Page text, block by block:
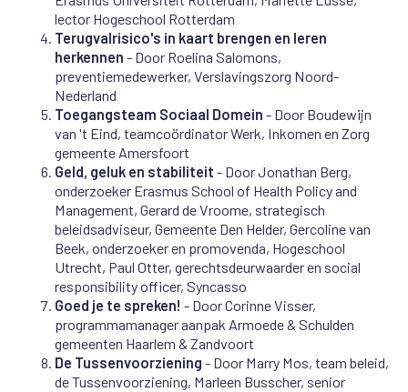
lector Hogeschool Rotterdam
Terugvalrisico's in kaart brengen en leren
herkennen - Door Roelina Salomons,
preventiemedewerker, Verslavingszorg Noord-
Nederland
Toegangsteam Sociaal Domein - Door Boudewijn
van 't Eind, teamcoördinator Werk, Inkomen en Zorg
gemeente Amersfoort
Geld, geluk en stabiliteit - Door Jonathan Berg,
onderzoeker Erasmus School of Health Policy and
Management, Gerard de Vroome, strategisch
beleidsadviseur, Gemeente Den Helder, Gercoline van
Beek, onderzoeker en promovenda, Hogeschool
Utrecht, Paul Otter, gerechtsdeurwaarder en social
responsibility officer, Syncasso
Goed je te spreken! - Door Corinne Visser,
programmamanager aanpak Armoede & Schulden
gemeenten Haarlem & Zandvoort
De Tussenvoorziening - Door Marry Mos, team beleid,
de Tussenvoorziening, Marleen Busscher, senior